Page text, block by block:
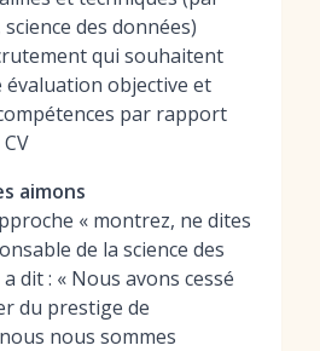
des données)
qui souhaitent
objective et
par rapport
aimons
« montrez, ne dites
de la science des
dit : « Nous avons cessé
du prestige de
nous sommes